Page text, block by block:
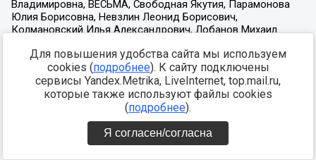
Для повышения удобства сайта мы используем
cookies (подробнее). К сайту подключены
сервисы Yandex.Metrika, LiveInternet, top.mail.ru,
которые также используют файлы cookies
(подробнее).
Я согласен/согласна